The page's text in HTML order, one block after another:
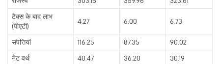
टैक्स के बाद लाभ
(पीएटी)
4.27 6.00 6.73
संपत्तियां 116.25 87.35
90.02
नेट वर्थ
40.47 36.20 30.19